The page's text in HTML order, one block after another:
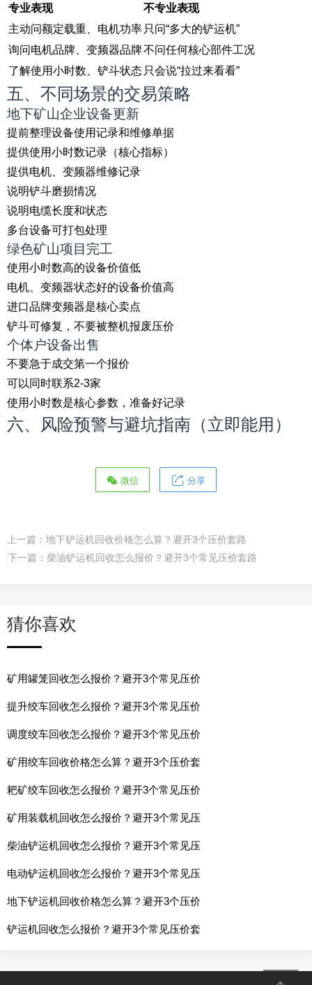
专业表现
不专业表现
主动问额定载重、电机功率 只问“多大的铲运机”
询问电机品牌、变频器品牌不问任何核心部件工况
了解使用小时数、铲斗状态 只会说“拉过来看看”
五、不同场景的交易策略
地下矿山企业设备更新
提前整理设备使用记录和维修单据
提供使用小时数记录（核心指标）
提供电机、变频器维修记录
说明铲斗磨损情况
说明电缆长度和状态
多台设备可打包处理
绿色矿山项目完工
使用小时数高的设备价值低
电机、变频器状态好的设备价值高
进口品牌变频器是核心卖点
铲斗可修复，不要被整机报废压价
个体户设备出售
不要急于成交第一个报价
可以同时联系2-3家
使用小时数是核心参数，准备好记录
六、风险预警与避坑指南（立即能用）
微信 分享
上一篇： 地下铲运机回收价格怎么算？避开3个压价套路
下一篇： 柴油铲运机回收怎么报价？避开3个常见压价套路
猜你喜欢
矿用罐笼回收怎么报价？避开3个常见压价
提升绞车回收怎么报价？避开3个常见压价
调度绞车回收怎么报价？避开3个常见压价
矿用绞车回收价格怎么算？避开3个压价套
耙矿绞车回收怎么报价？避开3个常见压价
矿用装载机回收怎么报价？避开3个常见压
柴油铲运机回收怎么报价？避开3个常见压
电动铲运机回收怎么报价？避开3个常见压
地下铲运机回收价格怎么算？避开3个压价
铲运机回收怎么报价？避开3个常见压价套